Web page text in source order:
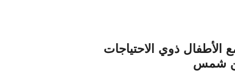
الأطفال ذوي الاحتياجات
شمس